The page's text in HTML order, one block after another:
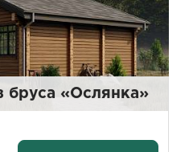
бруса «Ослянка»